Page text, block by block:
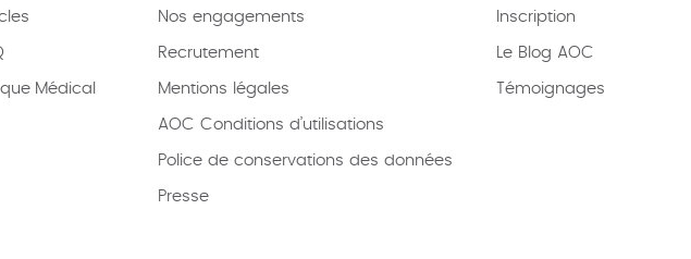
or not you are a human visitor and
to prevent automated spam
submissions.
Médical
Nos engagements
Recrutement
Mentions légales
AOC Conditions d’utilisations
Police de conservations des données
Presse
Inscription
Le Blog AOC
Témoignages